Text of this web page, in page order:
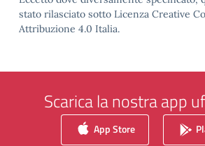
stato rilasciato sotto Licenza Creative
Attribuzione 4.0 Italia.
Scarica la nostra app
App Store